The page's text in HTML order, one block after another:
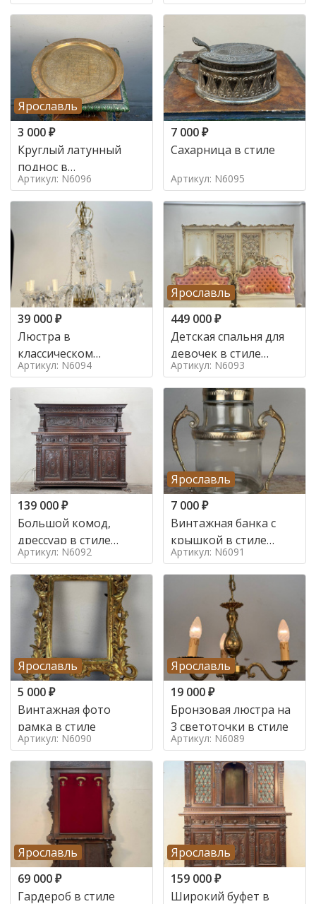
Ярославль
3 000₽
Круглый латунный
поднос в
марокканском стиле в
стиле
Артикул: N6096
7 000₽
Сахарница в стиле
Артикул: N6095
39 000₽
Люстра в
классическом
итальянском стиле на
10 ламп. в стиле
Артикул: N6094
Ярославль
449 000₽
Детская спальня для
девочек в стиле
итальянского барокко
в стиле
Артикул: N6093
139 000₽
Большой комод,
дрессуар в стиле
ренессанс,
Артикул: N6092
Ярославль
7 000₽
Винтажная банка с
крышкой в стиле
Италия,
Артикул: N6091
Ярославль
5 000₽
Винтажная фото
рамка в стиле
Артикул: N6090
Ярославль
19 000₽
Бронзовая люстра на
3 светоточки в стиле
Артикул: N6089
Ярославль
69 000₽
Гардероб в стиле
Ярославль
159 000₽
Широкий буфет в